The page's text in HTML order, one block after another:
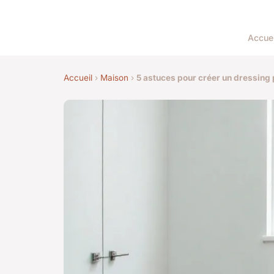
Accueil › Maison › 5 astuces pour créer un